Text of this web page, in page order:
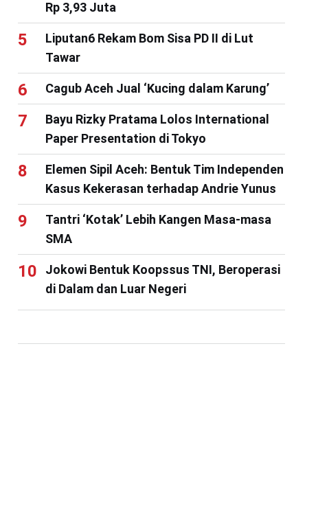
Rp 3,93 Juta
Liputan6 Rekam Bom Sisa PD II di Lut
Tawar
Cagub Aceh Jual ‘Kucing dalam Karung’
Bayu Rizky Pratama Lolos International
Paper Presentation di Tokyo
Elemen Sipil Aceh: Bentuk Tim Independen
Kasus Kekerasan terhadap Andrie Yunus
Tantri ‘Kotak’ Lebih Kangen Masa-masa
SMA
Jokowi Bentuk Koopssus TNI, Beroperasi
di Dalam dan Luar Negeri